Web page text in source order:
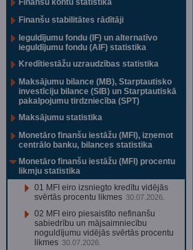
Finanšu kontu statistika
Finanšu stabilitātes rādītāji
Ieguldījumu fondu (IF) un alternatīvo
ieguldījumu fondu (AIF) statistika
Kredītiestāžu uzraudzības statistika
Maksājumu bilance (MB), Starptautisko
investīciju bilance (SIB) un Starptautiskā
pakalpojumu tirdzniecība (SPT)
Maksājumu statistika
Monetāro finanšu iestāžu (MFI), izņemot
centrālo banku, bilances statistika
Monetāro finanšu iestāžu (MFI) procentu
likmju statistika
01 MFI eiro izsniegto kredītu vidējās
svērtās procentu likmes 30.07.2026.
02 MFI eiro piesaistīto nefinanšu
sabiedrību un mājsaimniecību
noguldījumu vidējās svērtās procentu
likmes 30.07.2026.